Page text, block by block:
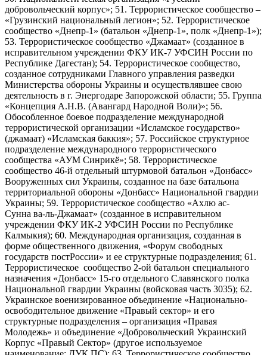
добровольческий корпус»; 51. Террористическое сообщество –
«Грузинский национальный легион»; 52. Террористическое
сообщество «Днепр-1» (батальон «Днепр-1», полк «Днепр-1»);
53. Террористическое сообщество «Джамаат» (созданное в
исправительном учреждении ФКУ ИК-7 УФСИН России по
Республике Дагестан); 54. Террористическое сообщество,
созданное сотрудниками Главного управления разведки
Министерства обороны Украины и осуществлявшее свою
деятельность в г. Энергодаре Запорожской области; 55. Группа
«Концепция А.Н.В. (Авангард Народной Воли)»; 56.
Обособленное боевое подразделение международной
террористической организации «Исламское государство»
(джамаат) «Исламская баккия»; 57. Российское структурное
подразделение международного террористического
сообщества «АУМ Синрикё»; 58. Террористическое
сообщество 46-й отдельный штурмовой батальон «Донбасс»
Вооруженных сил Украины, созданное на базе батальона
территориальной обороны «Донбасс» Национальной гвардии
Украины; 59. Террористическое сообщество «Ахлю ас-
Сунна ва-ль-Джамаат» (созданное в исправительном
учреждении ФКУ ИК-2 УФСИН России по Республике
Калмыкия); 60. Международная организация, созданная в
форме общественного движения, «Форум свободных
государств постРоссии» и ее структурные подразделения; 61.
Террористическое сообщество 2-ой батальон специального
назначения «Донбасс» 15-го отдельного Славянского полка
Национальной гвардии Украины (войсковая часть 3035); 62.
Украинское военизированное объединение «Национально-
освободительное движение «Правый сектор» и его
структурные подразделения – организация «Правая
Молодежь» и объединение «Добровольческий Украинский
Корпус «Правый Сектор» (другое используемое